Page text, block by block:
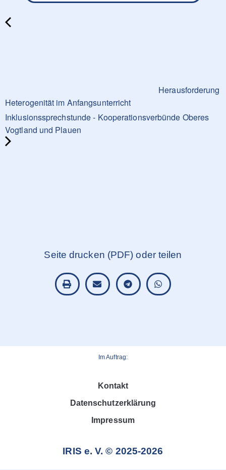
Herausforderung
Heterogenität im Anfangsunterricht
Inklusionssprechstunde - Kooperationsverbünde Oberes
Vogtland und Plauen
Seite drucken (PDF) oder teilen
Im Auftrag:
Kontakt
Datenschutzerklärung
Impressum
IRIS e. V. © 2025-2026